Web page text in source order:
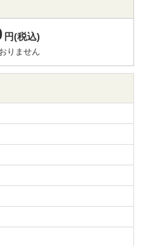
円(税込)
りません